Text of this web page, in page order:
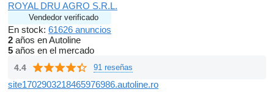
ROYAL DRU AGRO S.R.L.
Vendedor verificado
En stock: 61626 anuncios
2 años en Autoline
5 años en el mercado
4.4 91 reseñas
site1702903218465976986.autoline.ro